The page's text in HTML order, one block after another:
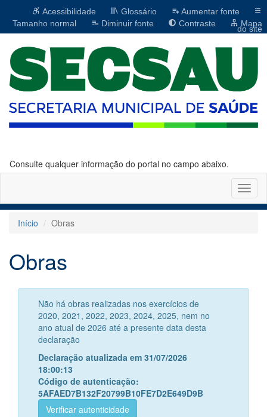
Acessibilidade Glossário
Aumentar fonte
Tamanho normal
Diminuir fonte Contraste Mapa
do site
Consulte qualquer informação do portal no campo abaixo.
Início
Obras
Obras
Não há obras realizadas nos exercícios de
2020, 2021, 2022, 2023, 2024, 2025, nem no
ano atual de 2026 até a presente data desta
declaração
Declaração atualizada em 31/07/2026
18:00:13
Código de autenticação:
5AFAED7B132F20799B10FE7D2E649D9B
Verificar autenticidade